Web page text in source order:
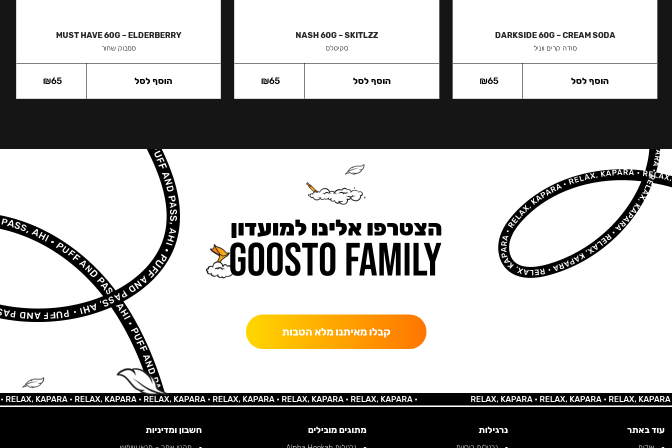
DARKSIDE 60G – CREAM SODA
סודה קרים ווניל
₪65 הוסף לסל
NASH 60G – SKITLZZ
סקיטלס
₪65 הוסף לסל
MUST HAVE 60G – ELDERBERRY
סמבוק שחור
₪65 הוסף לסל
הצטרפו אלינו למועדון
קבלו מאיתנו מלא הטבות
KAPARA •RELAX, KAPARA •RELAX, KAPARA •RELAX, KAPARA •RELAX, KAPARA •RELAX, KAPARA • RELAX, KAPARA •RELAX, KAPARA •RELAX, KAPARA •
עוד באתר נרגילות מתוגים מובילים חשבון ומדיניות